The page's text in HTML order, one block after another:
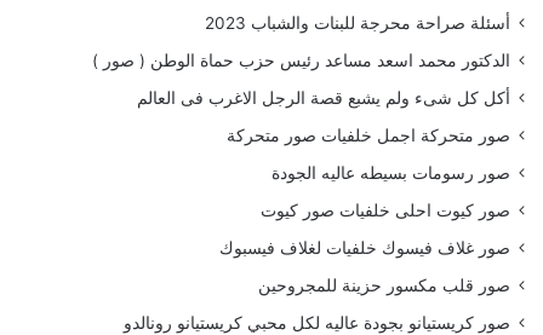
أسئلة صراحة محرجة للبنات والشباب 2023
الدكتور محمد اسعد مساعد رئيس حزب حماة الوطن ( صور )
أكل كل شىء ولم يشبع قصة الرجل الاغرب فى العالم
صور متحركة اجمل خلفيات صور متحركة
صور رسومات بسيطه عاليه الجودة
صور كيوت احلى خلفيات صور كيوت
صور غلاف فيسوك خلفيات لغلاف فيسبوك
صور قلب مكسور حزينة للمجروحين
صور كريستيانو بجودة عاليه لكل محبي كريستيانو رونالدو